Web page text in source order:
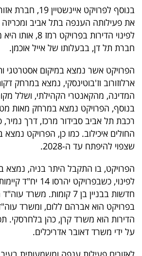
דרושים
ניוזלטרים
מייל
אדום
פרסמו
באייס
עקבו
אחרינו:
בנוסף לפרויקט
את פעילותה הענפה בתל אביב
לפינוי הדירות
חברת תל דן, בבעלותו של אייל אוכמן.
הפרויקט אשר נמצא במיקום אסטרטגי
ארלוזורוב וז'בוטינסקי, נמצא במרחק
המדינה, מהקאנטרי הקהילתי, ושלל
בנוסף, הפרויקט נמצא במרחק מאות
רכבת תל אביב סבידור מרכז, דרך נמיר,
החולים איכילוב. כמו כן, הפרויקט
שצפוי להיפתח עד ה-2028.
הפרויקט, בו התקבל היתר בניה, נמצא
חדשות בבניין בן 7 קומות.
בפרויקט הוא אברהם ללום, ומשרד
הדירות הוא משרד קרן, כהן בלחרסקי.
על ידי משרד דאובר אדריכלים.